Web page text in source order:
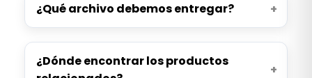
¿Qué archivo debemos entregar?
¿Dónde encontrar los productos